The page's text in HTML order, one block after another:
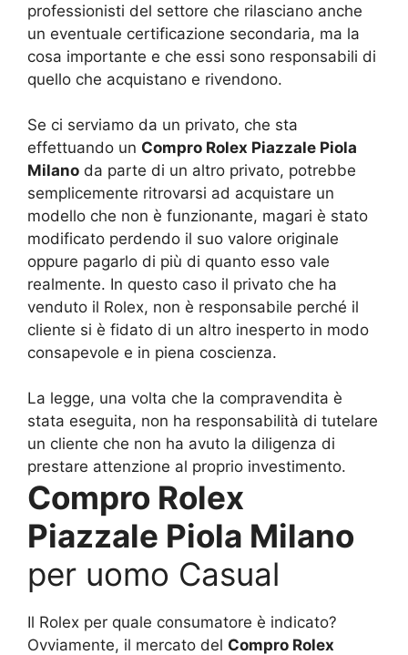
professionisti del settore che rilasciano anche
un eventuale certificazione secondaria, ma la
cosa importante e che essi sono responsabili di
quello che acquistano e rivendono.
Se ci serviamo da un privato, che sta
effettuando un Compro Rolex Piazzale Piola
Milano da parte di un altro privato, potrebbe
semplicemente ritrovarsi ad acquistare un
modello che non è funzionante, magari è stato
modificato perdendo il suo valore originale
oppure pagarlo di più di quanto esso vale
realmente. In questo caso il privato che ha
venduto il Rolex, non è responsabile perché il
cliente si è fidato di un altro inesperto in modo
consapevole e in piena coscienza.
La legge, una volta che la compravendita è
stata eseguita, non ha responsabilità di tutelare
un cliente che non ha avuto la diligenza di
prestare attenzione al proprio investimento.
Compro Rolex
Piazzale Piola Milano
per uomo Casual
Il Rolex per quale consumatore è indicato?
Ovviamente, il mercato del Compro Rolex